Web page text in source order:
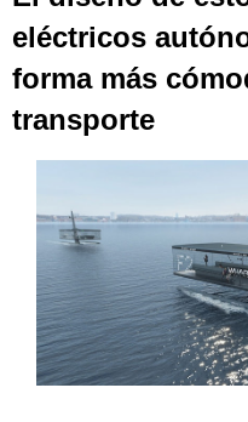
eléctricos
forma más
transporte